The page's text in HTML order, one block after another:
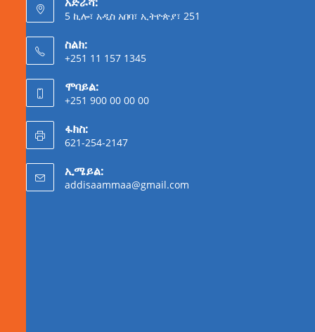
5 ኪሎ፣ አዲስ አበባ፣ ኢትዮጵያ፣ 251
ስልክ:
+251 11 157 1345
ሞባይል:
+251 900 00 00 00
ፋክስ:
621-254-2147
ኢሜይል:
addisaammaa@gmail.com